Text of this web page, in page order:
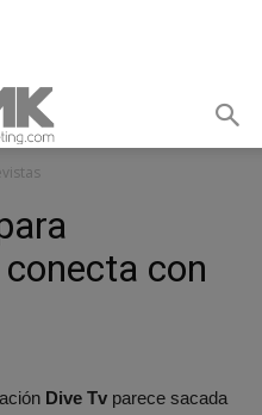
con
Dive Tv parece sacada